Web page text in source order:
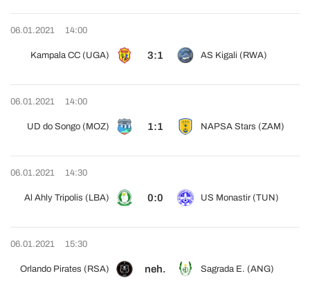
06.01.2021 14:00
Kampala CC (UGA) 3:1 AS Kigali (RWA)
06.01.2021 14:00
UD do Songo (MOZ) 1:1 NAPSA Stars (ZAM)
06.01.2021 14:30
Al Ahly Tripolis (LBA) 0:0 US Monastir (TUN)
06.01.2021 15:30
Orlando Pirates (RSA) neh. Sagrada E. (ANG)